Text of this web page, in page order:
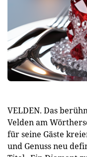
VELDEN. Das
Velden am
für seine Gäste
und Genuss neu